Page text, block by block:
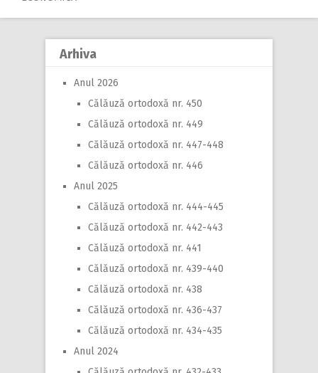
Arhiva
Anul 2026
Călăuză ortodoxă nr. 450
Călăuză ortodoxă nr. 449
Călăuză ortodoxă nr. 447-448
Călăuză ortodoxă nr. 446
Anul 2025
Călăuză ortodoxă nr. 444-445
Călăuză ortodoxă nr. 442-443
Călăuză ortodoxă nr. 441
Călăuză ortodoxă nr. 439-440
Călăuză ortodoxă nr. 438
Călăuză ortodoxă nr. 436-437
Călăuză ortodoxă nr. 434-435
Anul 2024